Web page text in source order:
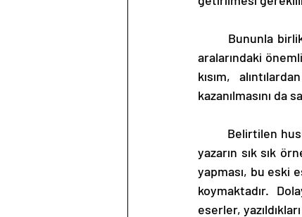
aralarındaki
kısım,
kazanılmasını da
yazarın sık sık
yapması, bu eski
koymaktadır.
eserler,